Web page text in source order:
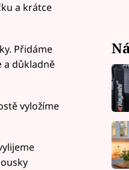
a krátce
Přidáme
a důkladně
vyložíme